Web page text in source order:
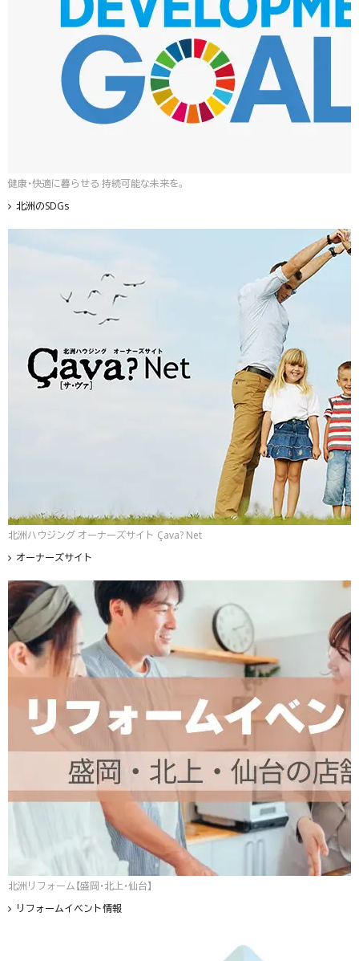
健康・快適に暮らせる 持続可能な未来を。
北洲のSDGs
北洲ハウジング オーナーズサイト Çava? Net
オーナーズサイト
北洲リフォーム【盛岡・北上・仙台】
リフォームイベント情報